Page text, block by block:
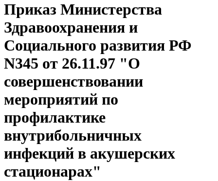
Приказ Министерства
Здравоохранения и
Социального развития РФ
N345 от 26.11.97 "О
совершенствовании
мероприятий по
профилактике
внутрибольничных
инфекций в акушерских
стационарах"